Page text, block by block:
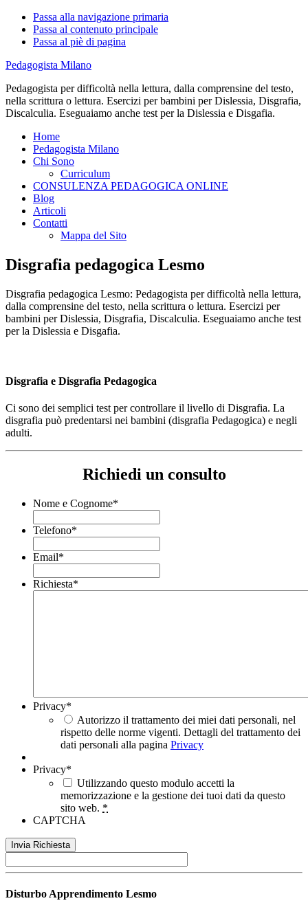
Passa alla navigazione primaria
Passa al contenuto principale
Passa al piè di pagina
Pedagogista Milano
Pedagogista per difficoltà nella lettura, dalla comprensine del testo,
nella scrittura o lettura. Esercizi per bambini per Dislessia, Disgrafia,
Discalculia. Eseguaiamo anche test per la Dislessia e Disgafia.
Home
Pedagogista Milano
Chi Sono
Curriculum
CONSULENZA PEDAGOGICA ONLINE
Blog
Articoli
Contatti
Mappa del Sito
Disgrafia pedagogica Lesmo
Disgrafia pedagogica Lesmo: Pedagogista per difficoltà nella lettura,
dalla comprensine del testo, nella scrittura o lettura. Esercizi per
bambini per Dislessia, Disgrafia, Discalculia. Eseguaiamo anche test
per la Dislessia e Disgafia.
Disgrafia e Disgrafia Pedagogica
Ci sono dei semplici test per controllare il livello di Disgrafia. La
disgrafia può predentarsi nei bambini (disgrafia Pedagogica) e negli
adulti.
Richiedi un consulto
Nome e Cognome*
Telefono*
Email*
Richiesta*
Privacy*
Autorizzo il trattamento dei miei dati personali, nel
rispetto delle norme vigenti. Dettagli del trattamento dei
dati personali alla pagina Privacy
Privacy*
Utilizzando questo modulo accetti la
memorizzazione e la gestione dei tuoi dati da questo
sito web. *
CAPTCHA
Disturbo Apprendimento Lesmo